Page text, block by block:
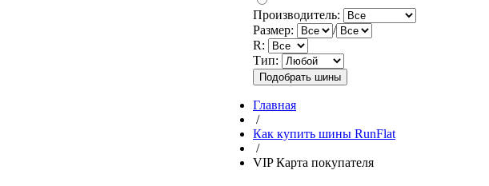
Производитель:
Размер:
/
R:
Тип:
Главная
/
Как купить шины RunFlat
/
VIP Карта покупателя